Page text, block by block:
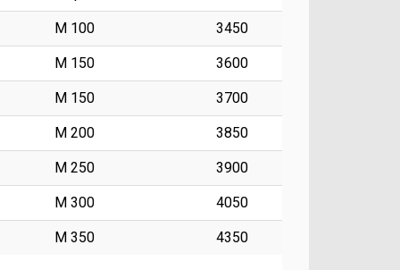
М 100 3450
М 150 3600
М 150 3700
М 200 3850
М 250 3900
М 300 4050
М 350 4350